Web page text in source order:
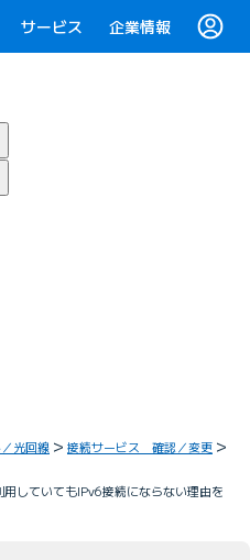
サービス 企業情報
光回線
接続サービス 確認／変更
していてもIPv6接続にならない理由を